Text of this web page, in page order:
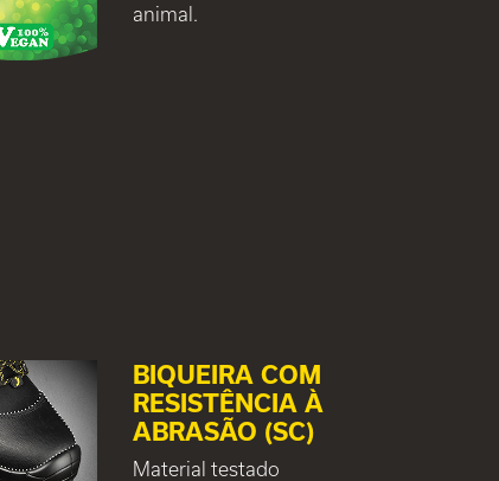
animal.
BIQUEIRA COM
RESISTÊNCIA À
ABRASÃO (SC)
Material testado